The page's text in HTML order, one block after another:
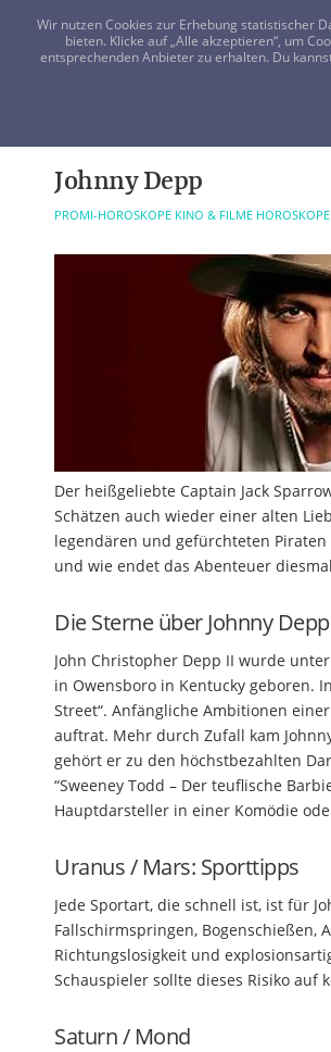
Johnny Depp
PROMI-HOROSKOPE KINO & FILME HOROSKOPE
Der heißgeliebte Captain Jack
Schätzen auch wieder einer alten
legendären und gefürchteten
und wie endet das Abenteuer
Die Sterne über Johnny Depp
John Christopher Depp II wurde
in Owensboro in Kentucky geboren.
Street“. Anfängliche Ambitionen
auftrat. Mehr durch Zufall kam
gehört er zu den höchstbezahlten
“Sweeney Todd – Der teuflische
Hauptdarsteller in einer Komödie
Uranus / Mars: Sporttipps
Jede Sportart, die schnell ist, ist für
Fallschirmspringen, Bogenschießen,
Richtungslosigkeit und
Schauspieler sollte dieses Risiko auf
Saturn / Mond
Wir nutzen Cookies zur Erhebung statistischer
bieten. Klicke auf „Alle akzeptieren“, um
entsprechenden Anbieter zu erhalten. Du